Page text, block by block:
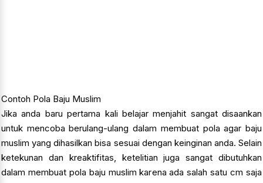
Contoh Pola Baju Muslim
Jika anda baru pertama kali belajar menjahit sangat disaankan
untuk mencoba berulang-ulang dalam membuat pola agar baju
muslim yang dihasilkan bisa sesuai dengan keinginan anda. Selain
ketekunan dan kreaktifitas, ketelitian juga sangat dibutuhkan
dalam membuat pola baju muslim karena ada salah satu cm saja